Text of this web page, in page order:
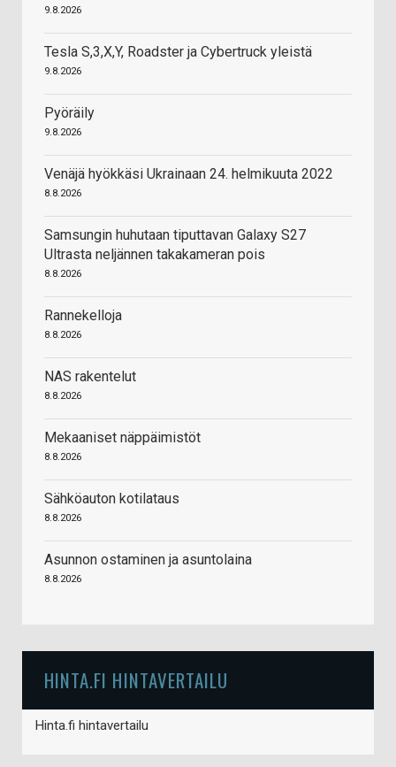
9.8.2026
Tesla S,3,X,Y, Roadster ja Cybertruck yleistä
9.8.2026
Pyöräily
9.8.2026
Venäjä hyökkäsi Ukrainaan 24. helmikuuta 2022
8.8.2026
Samsungin huhutaan tiputtavan Galaxy S27
Ultrasta neljännen takakameran pois
8.8.2026
Rannekelloja
8.8.2026
NAS rakentelut
8.8.2026
Mekaaniset näppäimistöt
8.8.2026
Sähköauton kotilataus
8.8.2026
Asunnon ostaminen ja asuntolaina
8.8.2026
HINTA.FI HINTAVERTAILU
Hinta.fi hintavertailu